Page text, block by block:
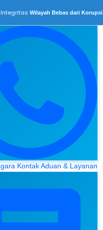
Wilayah Bebas dari Korupsi
Kontak Aduan & Layanan